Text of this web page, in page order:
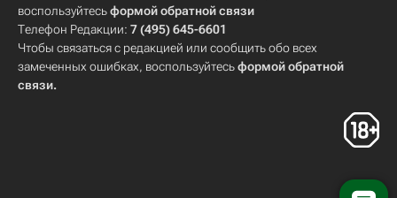
воспользуйтесьформой обратной связи
Телефон Редакции: 7 (495) 645-6601
Чтобы связаться с редакцией или сообщить обо всех
замеченных ошибках, воспользуйтесьформой обратной
связи.